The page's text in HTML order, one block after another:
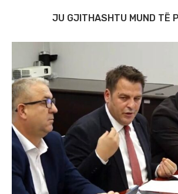
JU GJITHASHTU MUND TË